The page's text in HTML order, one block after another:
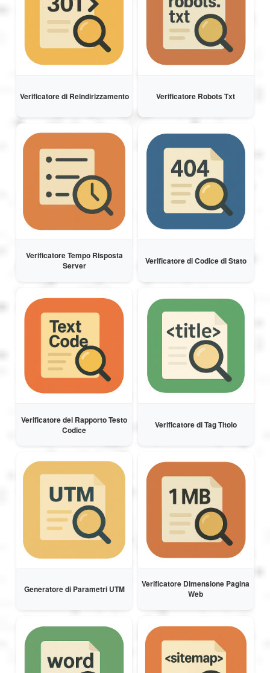
Verificatore di Reindirizzamento Verificatore Robots Txt
Verificatore Tempo Risposta
Server
Verificatore di Codice di Stato
Verificatore del Rapporto Testo
Codice
Verificatore di Tag Titolo
Generatore di Parametri UTM
Verificatore Dimensione Pagina
Web